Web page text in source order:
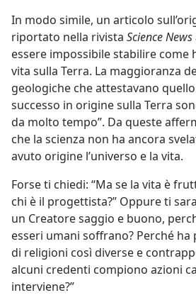
In modo simile, un articolo
riportato nella rivista Science News
essere impossibile stabilire come
vita sulla Terra. La maggioranza
geologiche che attestavano
successo in origine sulla Terra
da molto tempo”. Da queste
che la scienza non ha ancora
avuto origine l’universo e la vita.
Forse ti chiedi: “Ma se la vita è
chi è il progettista?” Oppure ti
un Creatore saggio e buono,
esseri umani soffrano? Perché ha
di religioni così diverse e
alcuni credenti compiono azioni
interviene?”